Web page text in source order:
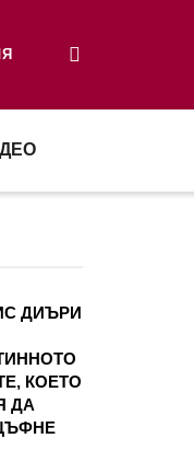
ДИЪРИ
КОЕТО
ДА